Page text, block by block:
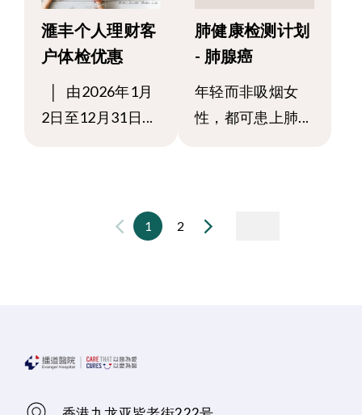
滙丰个人理财客
户体检优惠
│ 由2026年1月
2日至12月31日...
肺健康检测计划
- 肺腺癌
年轻而非吸烟女
性，都可患上肺...
1 2